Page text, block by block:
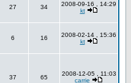
27 34
2008-09-16 , 14:29
kt
6 16
2008-02-14 , 15:36
kt
37 65
2008-12-05 , 11:03
carrie